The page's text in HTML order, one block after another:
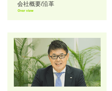
会社概要/沿革